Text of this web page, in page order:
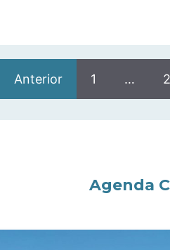
Anterior 1 …
Agenda